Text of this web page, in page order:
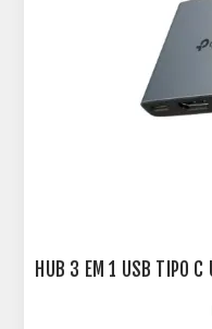
HUB 3 EM 1 USB TIPO